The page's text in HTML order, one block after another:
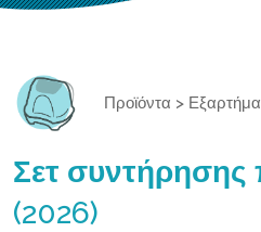
Προϊόντα >
Σετ συντήρησης
(2026)